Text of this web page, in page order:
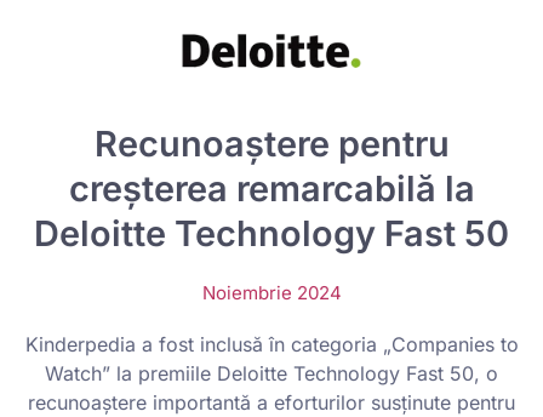
Recunoaștere pentru
creșterea remarcabilă la
Deloitte Technology Fast 50
Noiembrie 2024
Kinderpedia a fost inclusă în categoria „Companies to
Watch” la premiile Deloitte Technology Fast 50, o
recunoaștere importantă a eforturilor susținute pentru